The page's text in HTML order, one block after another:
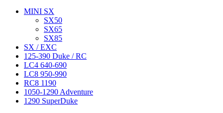
MINI SX
SX50
SX65
SX85
SX / EXC
125-390 Duke / RC
LC4 640-690
LC8 950-990
RC8 1190
1050-1290 Adventure
1290 SuperDuke